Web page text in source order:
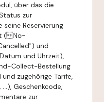
über das die
zur
seine Reservierung
(No-
und
und Uhrzeit),
Collect-Bestellung
zugehörige Tarife,
Geschenkcode,
zur